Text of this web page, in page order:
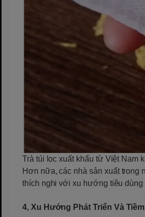
Trà túi lọc xuất khẩu từ Việt
Hơn nữa, các nhà sản xuất
thích nghi với xu hướng tiêu dùng
4, Xu Hướng Phát Triển Và